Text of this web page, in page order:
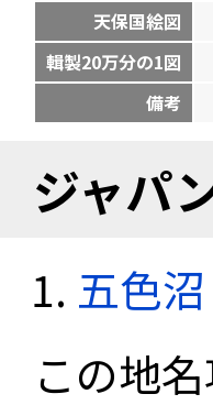
天保国絵図
輯製20万分の1図
備考
ジャパ
五色沼
この地